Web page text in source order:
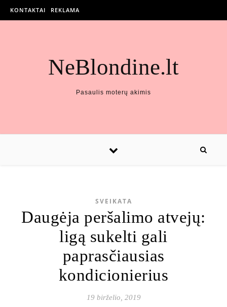
KONTAKTAI REKLAMA
NeBlondine.lt
Pasaulis moterų akimis
SVEIKATA
Daugėja peršalimo atvejų:
ligą sukelti gali
paprasčiausias
kondicionierius
19 birželio, 2019